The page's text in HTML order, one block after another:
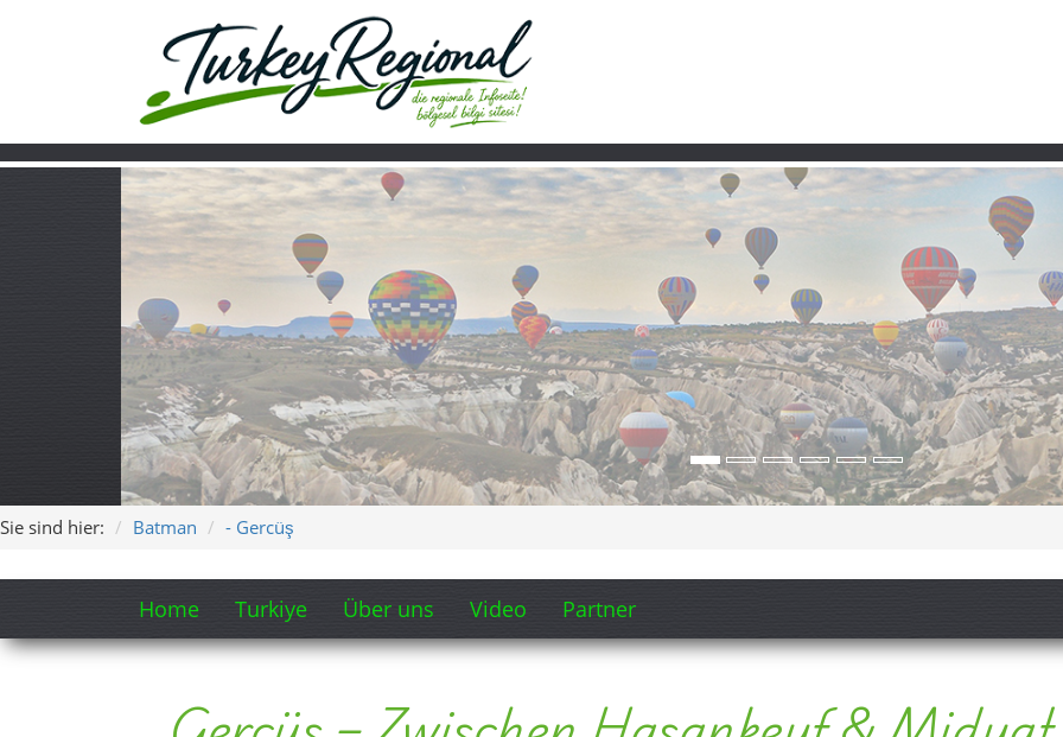
Batman - Gercüş
Home Turkiye Über uns Video
Gercüş – Zwischen Hasankeyf &
„Gercüş – Am Rande von Mesopotamien“
Längen: 3:55 und 3:32